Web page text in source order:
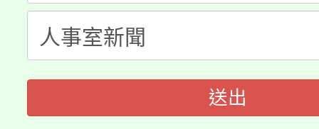
者。
份教師研習
淨零綠生活教案入校路
會
送出